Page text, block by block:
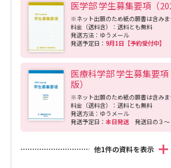
医学部 学生募集要項（
※ネット出願のため紙の願書は含み
料金（送料含）：送料とも無料
発送方法：ゆうメール
発送予定日： 9月1日【予約受付中】
医療科学部 学生募集要
版）
※ネット出願のため紙の願書は含み
料金（送料含）：送料とも無料
発送方法：ゆうメール
発送予定日： 本日発送 発送日の３
他1件の資料を表示